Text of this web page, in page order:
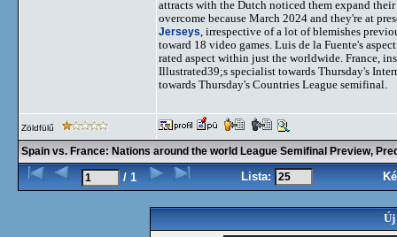
attracts with the Dutch noticed them expand
overcome because March 2024 and they're at
Jerseys , irrespective of a lot of blemishes
toward 18 video games. Luis de la Fuente's
rated aspect within just the worldwide. France,
Illustrated39;s specialist towards Thursday's
towards Thursday's Countries League semifinal.
Zöldfülű
Spain vs. France: Nations around the world League Semifinal Preview,
/ 1 Lista:
Új